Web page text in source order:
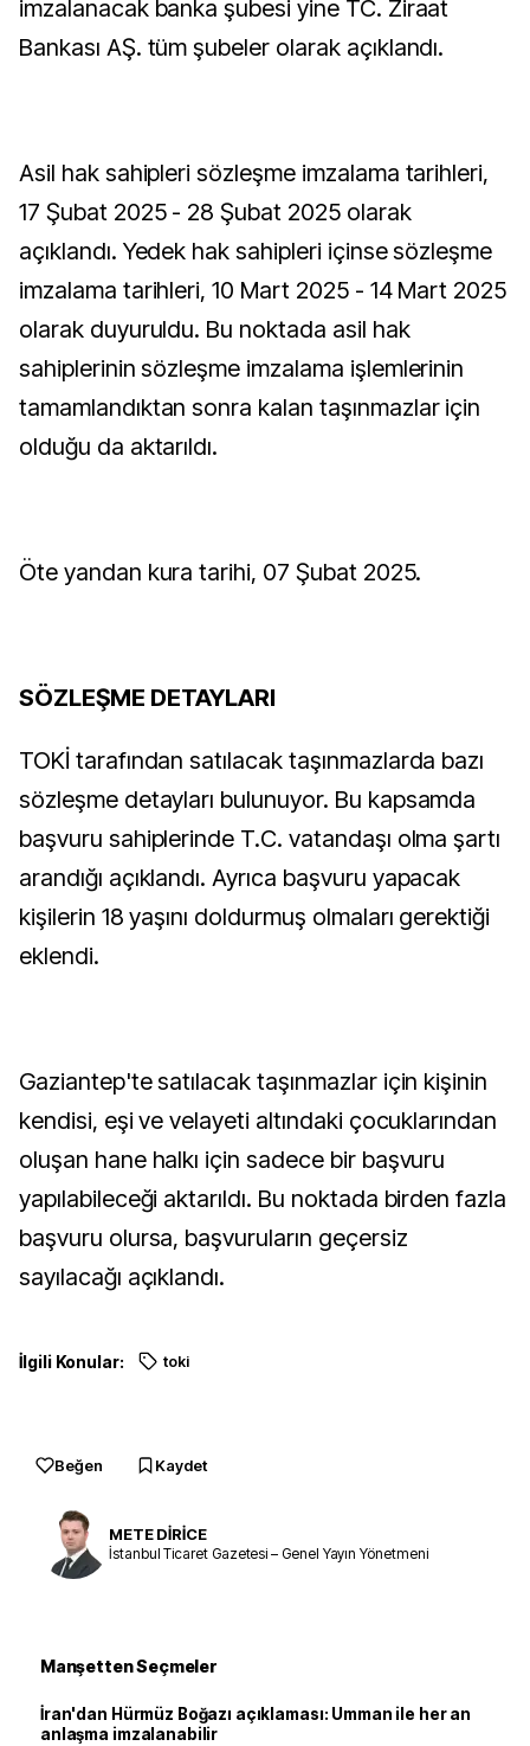
imzalanacak banka şubesi yine TC. Ziraat
Bankası AŞ. tüm şubeler olarak açıklandı.
Asil hak sahipleri sözleşme imzalama tarihleri,
17 Şubat 2025 - 28 Şubat 2025 olarak
açıklandı. Yedek hak sahipleri içinse sözleşme
imzalama tarihleri, 10 Mart 2025 - 14 Mart 2025
olarak duyuruldu. Bu noktada asil hak
sahiplerinin sözleşme imzalama işlemlerinin
tamamlandıktan sonra kalan taşınmazlar için
olduğu da aktarıldı.
Öte yandan kura tarihi, 07 Şubat 2025.
SÖZLEŞME DETAYLARI
TOKİ tarafından satılacak taşınmazlarda bazı
sözleşme detayları bulunuyor. Bu kapsamda
başvuru sahiplerinde T.C. vatandaşı olma şartı
arandığı açıklandı. Ayrıca başvuru yapacak
kişilerin 18 yaşını doldurmuş olmaları gerektiği
eklendi.
Gaziantep'te satılacak taşınmazlar için kişinin
kendisi, eşi ve velayeti altındaki çocuklarından
oluşan hane halkı için sadece bir başvuru
yapılabileceği aktarıldı. Bu noktada birden fazla
başvuru olursa, başvuruların geçersiz
sayılacağı açıklandı.
İlgili Konular: toki
Beğen Kaydet
METE DİRİCE
İstanbul Ticaret Gazetesi – Genel Yayın Yönetmeni
Manşetten Seçmeler
İran'dan Hürmüz Boğazı açıklaması: Umman ile her an
anlaşma imzalanabilir